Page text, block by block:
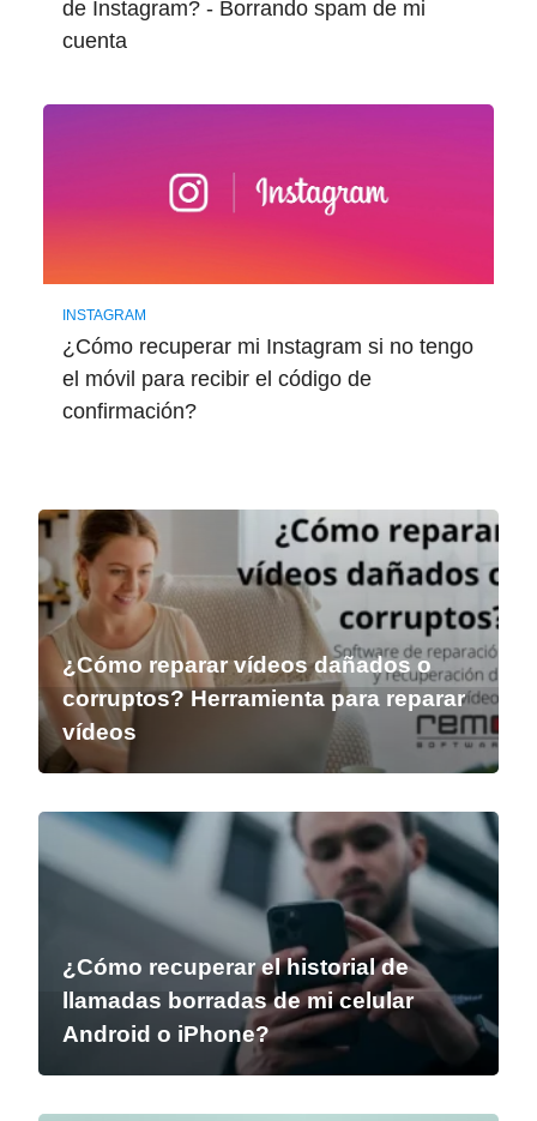
de Instagram? - Borrando spam de mi
cuenta
INSTAGRAM
¿Cómo recuperar mi Instagram si no tengo
el móvil para recibir el código de
confirmación?
¿Cómo reparar vídeos dañados o
corruptos? Herramienta para reparar
vídeos
¿Cómo recuperar el historial de
llamadas borradas de mi celular
Android o iPhone?